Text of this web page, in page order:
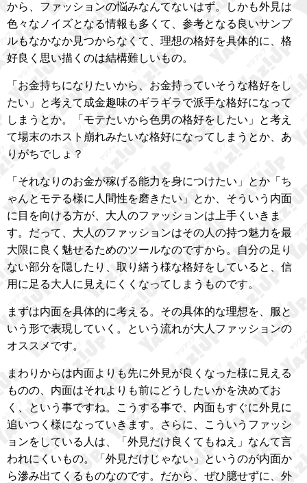
から、ファッションの悩みなんてないはず。しかも外見は
色々なノイズとなる情報も多くて、参考となる良いサンプ
ルもなかなか見つからなくて、理想の格好を具体的に、格
好良く思い描くのは結構難しいもの。
「お金持ちになりたいから、お金持っていそうな格好をし
たい」と考えて成金趣味のギラギラで派手な格好になって
しまうとか。「モテたいから色男の格好をしたい」と考え
て場末のホスト崩れみたいな格好になってしまうとか、あ
りがちでしょ？
「それなりのお金が稼げる能力を身につけたい」とか「ち
ゃんとモテる様に人間性を磨きたい」とか、そういう内面
に目を向ける方が、大人のファッションは上手くいきま
す。だって、大人のファッションはその人の持つ魅力を最
大限に良く魅せるためのツールなのですから。自分の足り
ない部分を隠したり、取り繕う様な格好をしていると、信
用に足る大人に見えにくくなってしまうものです。
まずは内面を具体的に考える。その具体的な理想を、服と
いう形で表現していく。という流れが大人ファッションの
オススメです。
まわりからは内面よりも先に外見が良くなった様に見える
ものの、内面はそれよりも前にどうしたいかを決めてお
く、という事ですね。こうする事で、内面もすぐに外見に
追いつく様になっていきます。さらに、こういうファッシ
ョンをしている人は、「外見だけ良くてもねえ」なんて言
われにくいもの。「外見だけじゃない」というのが内面か
ら滲み出てくるものなのです。だから、ぜひ臆せずに、外